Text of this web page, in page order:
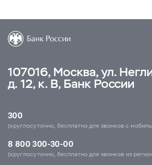
107016, Москва, ул.
д. 12, к. В, Банк России
300
(круглосуточно, бесплатно для звонков с
8 800 300-30-00
(круглосуточно, бесплатно для звонков из